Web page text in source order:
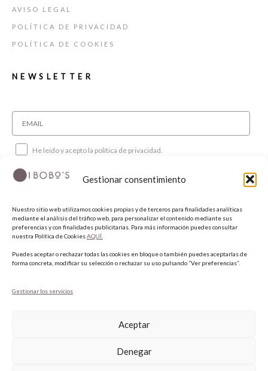
Gestionar consentimiento
Nuestro sitio web utilizamos cookies propias y de terceros para finalidades analíticas
mediante el análisis del tráfico web, para personalizar el contenido mediante sus
preferencias y con finalidades publicitarias. Para más información puedes consultar
nuestra Política de CookiesAQUÍ.
Puedes aceptar o rechazar todas las cookies en bloque o también puedes aceptarlas de
forma concreta, modificar su selección o rechazar su uso pulsando “Ver preferencias”.
Gestionar los servicios
Aceptar
Denegar
AVISO LEGAL
POLÍTICA DE PRIVACIDAD
POLÍTICA DE COOKIES
NEWSLETTER
He leído y acepto la política de privacidad.
SUSCRIBIRME
SÍGUENOS
INSTAGRAM
PINTEREST